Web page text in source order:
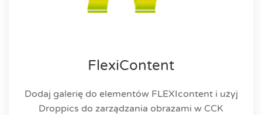
FlexiContent
Dodaj galerię do elementów FLEXIcontent i użyj
Droppics do zarządzania obrazami w CCK